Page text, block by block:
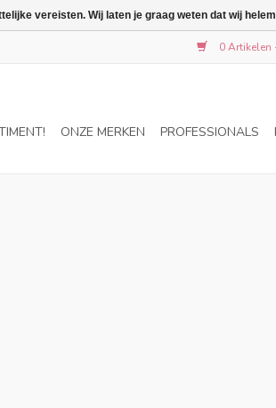
0 Artikelen
ONZE MERKEN PROFESSIONALS
vereisten. Wij laten je graag weten dat wij